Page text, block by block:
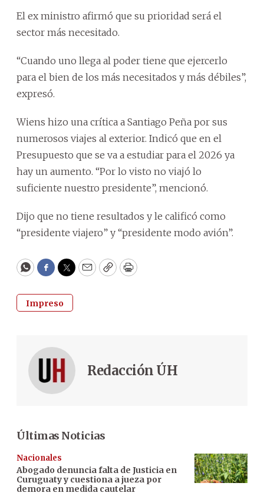
El ex ministro afirmó que su prioridad será el
sector más necesitado.
“Cuando uno llega al poder tiene que ejercerlo
para el bien de los más necesitados y más débiles”,
expresó.
Wiens hizo una crítica a Santiago Peña por sus
numerosos viajes al exterior. Indicó que en el
Presupuesto que se va a estudiar para el 2026 ya
hay un aumento. “Por lo visto no viajó lo
suficiente nuestro presidente”, mencionó.
Dijo que no tiene resultados y le calificó como
“presidente viajero” y “presidente modo avión”.
WhatsApp
Facebook
Twitter
EmailCopyPrint
Impreso
Redacción ÚH
Últimas Noticias
Nacionales
Abogado denuncia falta de Justicia en
Curuguaty y cuestiona a jueza por
demora en medida cautelar